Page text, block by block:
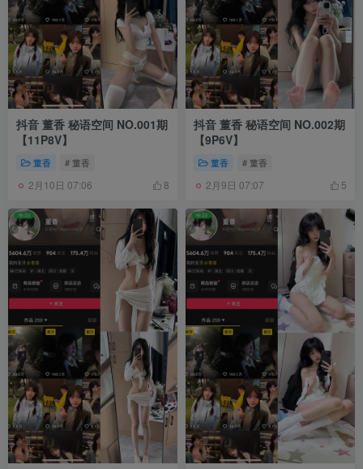
抖音 董香 秘语空间 NO.001期
【11P8V】
董香 # 董香
2月10日 07:06 8
抖音 董香 秘语空间 NO.002期
【9P6V】
董香 # 董香
2月9日 07:07 5